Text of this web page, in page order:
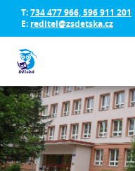
T:734 477 966, 596 911 201
E: reditel@zsdetska.cz